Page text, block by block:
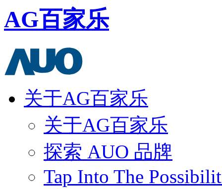
AG百家乐
关于AG百家乐
关于AG百家乐
探索 AUO 品牌
Tap Into The